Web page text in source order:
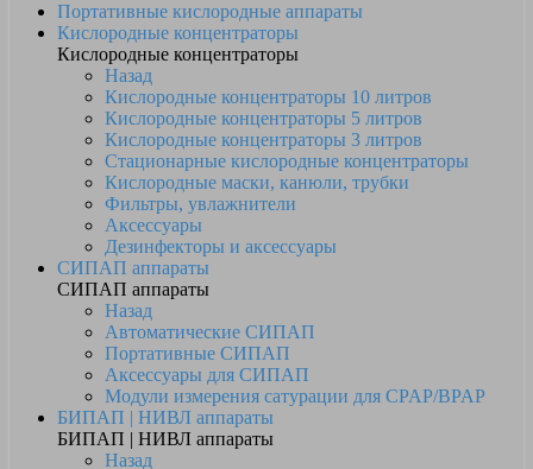
Портативные кислородные аппараты
Кислородные концентраторы
Кислородные концентраторы
Назад
Кислородные концентраторы 10 литров
Кислородные концентраторы 5 литров
Кислородные концентраторы 3 литров
Стационарные кислородные концентраторы
Кислородные маски, канюли, трубки
Фильтры, увлажнители
Аксессуары
Дезинфекторы и аксессуары
СИПАП аппараты
СИПАП аппараты
Назад
Автоматические СИПАП
Портативные СИПАП
Аксессуары для СИПАП
Модули измерения сатурации для CPAP/BPAP
БИПАП | НИВЛ аппараты
БИПАП | НИВЛ аппараты
Назад